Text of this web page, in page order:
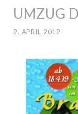
UMZUG
9. APRIL 2019